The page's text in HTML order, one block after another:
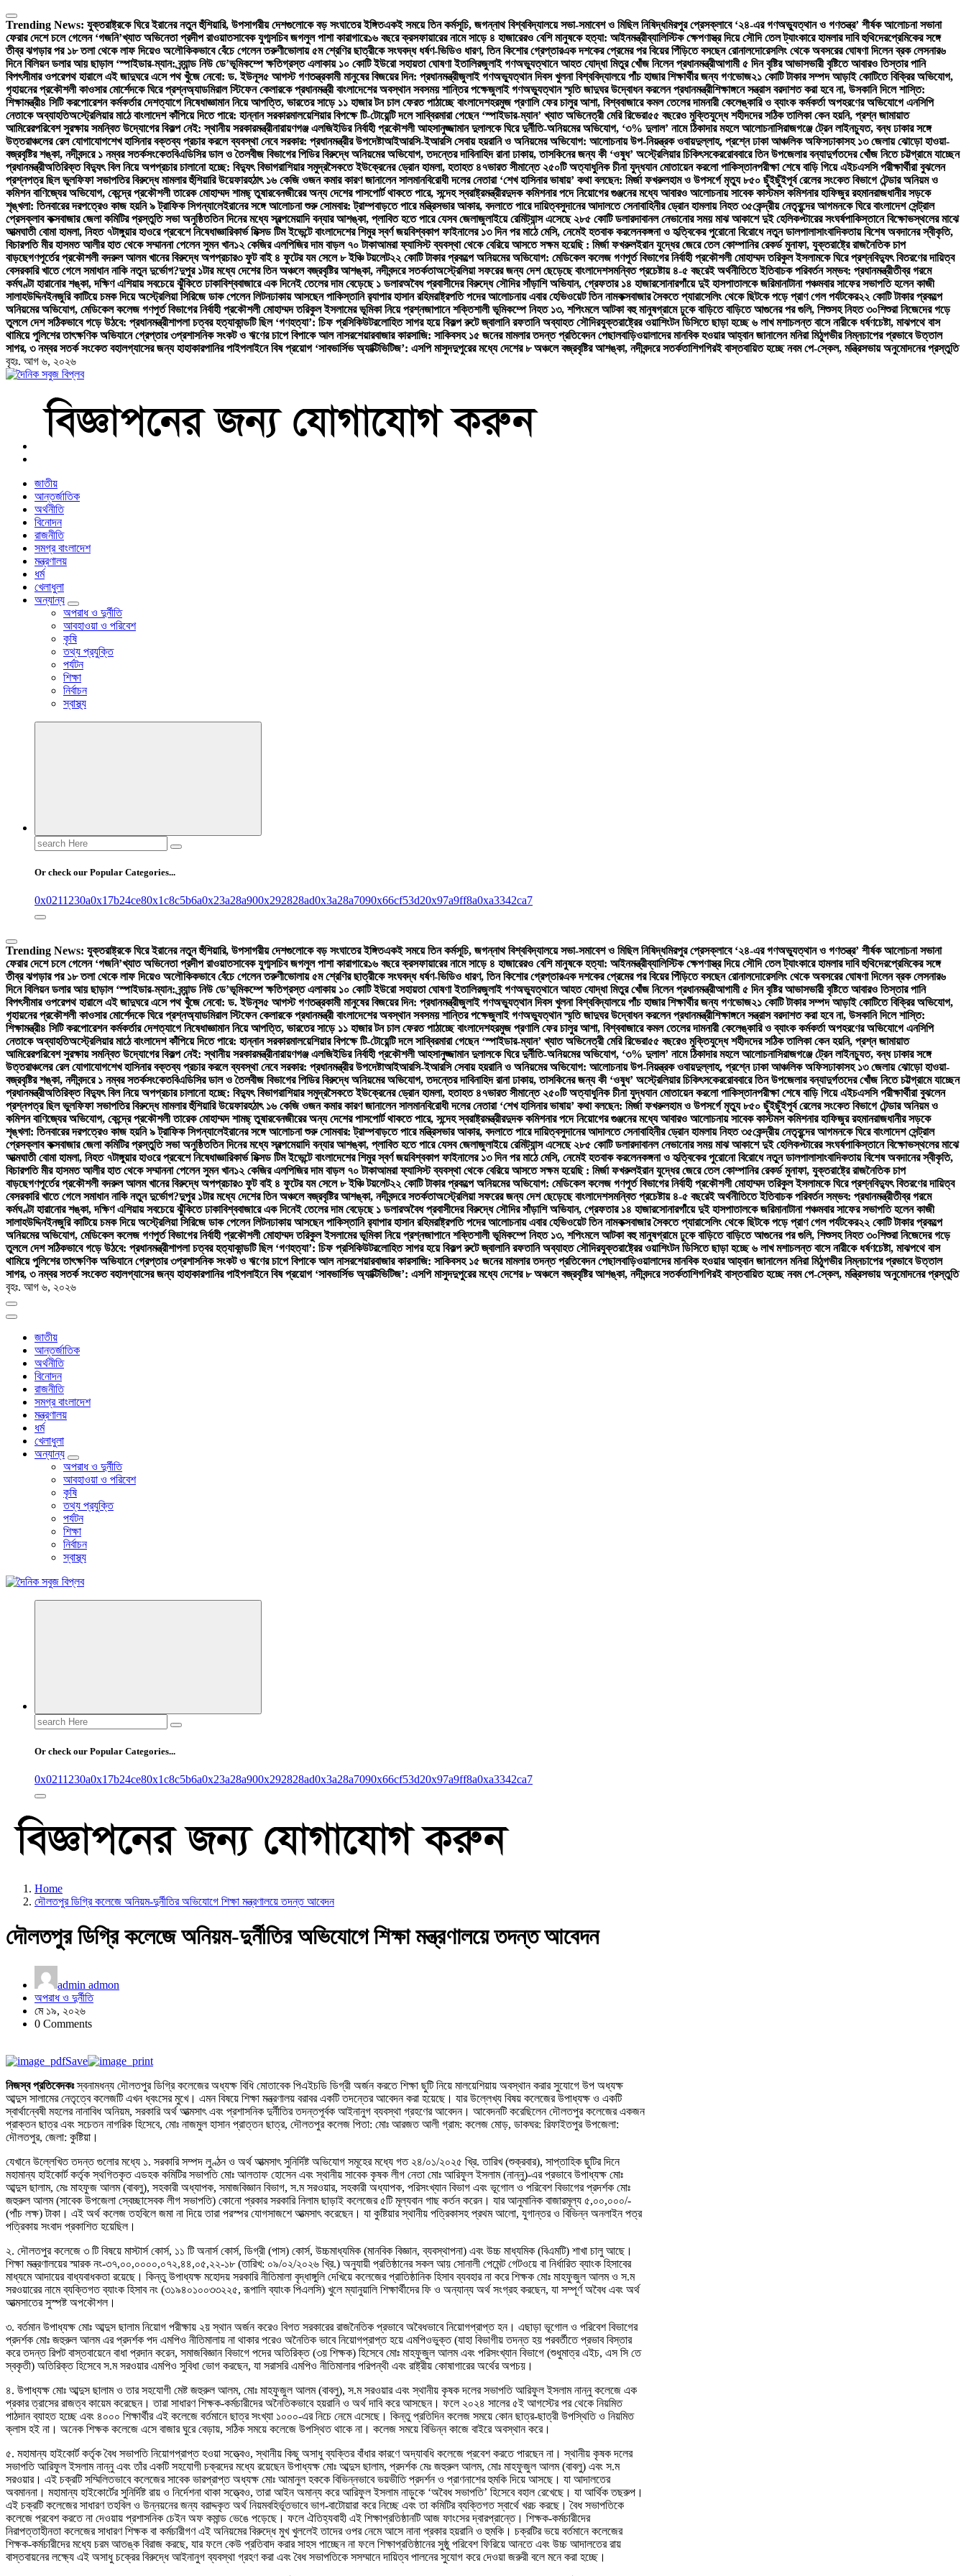
Skip
to
content
Trending News: যুক্তরাষ্ট্রকে ঘিরে ইরানের নতুন হুঁশিয়ারি, উপসাগরীয় দেশগুলোকে বড় সংঘাতের ইঙ্গিতএকই সময়ে তিন কর্মসূচি, জগন্নাথ বিশ্ববিদ্যালয়ে সভা-সমাবেশ ও মিছিল নিষিদ্ধমিরপুর প্রেসক্লাবে ‘২৪-এর গণঅভ্যুত্থান ও গণতন্ত্র’ শীর্ষক আলোচনা সভানা
ফেরার দেশে চলে গেলেন ‘গজনি’খ্যাত অভিনেতা প্রদীপ রাওয়াতসাবেক যুগ্মসচিব জগলুল পাশা কারাগারে১৬ বছরে ক্রসফায়ারের নামে সাড়ে ৪ হাজারেরও বেশি মানুষকে হত্যা: আইনমন্ত্রীব্যালিস্টিক ক্ষেপণাস্ত্র দিয়ে সৌদি তেল ট্যাংকারে হামলার দাবি হুথিদেরপ্রেমিকের সঙ্গে
তীব্র ঝগড়ার পর ১৮ তলা থেকে লাফ দিয়েও অলৌকিকভাবে বেঁচে গেলেন তরুণীভোলায় ৫ম শ্রেণির ছাত্রীকে সংঘবদ্ধ ধর্ষণ-ভিডিও ধারণ, তিন কিশোর গ্রেপ্তারএক দশকের প্রেমের পর বিয়ের পিঁড়িতে বসছেন রোনালদোরেসলিং থেকে অবসরের ঘোষণা দিলেন ব্রক লেসনার৬
দিনে বিলিয়ন ডলার আয় ছাড়াল ‘স্পাইডার-ম্যান: ব্র্যান্ড নিউ ডে’ভূমিকম্পে ক্ষতিগ্রস্ত এলাকায় ১০ কোটি ইউরো সহায়তা ঘোষণা ইতালিরজুলাই গণঅভ্যুত্থানে আহত যোদ্ধা মিতুর খোঁজ নিলেন প্রধানমন্ত্রীআগামী ৫ দিন বৃষ্টির আভাসভারী বৃষ্টিতে আবারও তিস্তার পানি
বিপৎসীমার ওপরেপথ হারালে এই জাদুঘরে এসে পথ খুঁজে নেবো: ড. ইউনূস৫ আগস্ট গণতন্ত্রকামী মানুষের বিজয়ের দিন: প্রধানমন্ত্রীজুলাই গণঅভ্যুত্থান দিবস খুলনা বিশ্ববিদ্যালয়ে পাঁচ হাজার শিক্ষার্থীর জন্য গণভোজ২১ কোটি টাকার সম্পদ আড়াই কোটিতে বিক্রির অভিযোগ,
গৃহায়নের প্রকৌশলী কাওসার মোর্শেদকে ঘিরে প্রশ্নঅ্যাডমিরাল স্টিফেন কেলারকে প্রধানমন্ত্রী বাংলাদেশের অবস্থান সবসময় শান্তির পক্ষেজুলাই গণঅভ্যুত্থান স্মৃতি জাদুঘর উদ্বোধন করলেন প্রধানমন্ত্রীশিক্ষাঙ্গনে সন্ত্রাস বরদাশত করা হবে না, উসকানি দিলে শাস্তি:
শিক্ষামন্ত্রী৪ সিটি করপোরেশন কর্মকর্তার দেশত্যাগে নিষেধাজ্ঞামান নিয়ে আপত্তি, ভারতের সাড়ে ১১ হাজার টন চাল ফেরত পাঠাচ্ছে বাংলাদেশহরমুজ প্রণালি ফের চালুর আশা, বিশ্ববাজারে কমল তেলের দামনারী কেলেঙ্কারি ও ব্যাংক কর্মকর্তা অপহরণের অভিযোগে এনসিপি
নেতাকে অব্যাহতিঅস্ট্রেলিয়ার মাঠে বাংলাদেশ কাঁপিয়ে দিতে পারে: হান্নান সরকারমালয়েশিয়ার বিপক্ষে টি-টোয়েন্টি দলে সাব্বিরমারা গেছেন ‘স্পাইডার-ম্যান’ খ্যাত অভিনেত্রী মেরি রিভেরা৫৫ বছরেও মুক্তিযুদ্ধে শহীদদের সঠিক তালিকা কেন হয়নি, প্রশ্ন জামায়াত
আমিরেরপরিবেশ সুরক্ষায় সমন্বিত উদ্যোগের বিকল্প নেই: স্থানীয় সরকারমন্ত্রীনারায়ণগঞ্জ এলজিইডির নির্বাহী প্রকৌশলী আহসানুজ্জামান দুলালকে ঘিরে দুর্নীতি-অনিয়মের অভিযোগ, ‘৩% দুলাল’ নামে ঠিকাদার মহলে আলোচনাসিরাজগঞ্জে ট্রেন লাইনচ্যুত, বন্ধ ঢাকার সঙ্গে
উত্তরাঞ্চলের রেল যোগাযোগশেখ হাসিনার বক্তব্য প্রচার করলে ব্যবস্থা নেবে সরকার: প্রধানমন্ত্রীর উপদেষ্টাআইআরসি-ইআরসি সেবায় হয়রানি ও অনিয়মের অভিযোগ: আলোচনায় উপ-নিয়ন্ত্রক ওবায়দুল্লাহ, প্রশ্নে ঢাকা আঞ্চলিক অফিসঢাকাসহ ১৩ জেলায় ঝোড়ো হাওয়া-
বজ্রবৃষ্টির শঙ্কা, নদীবন্দরে ১ নম্বর সতর্কসংকেতবিএডিসির ডাল ও তৈলবীজ বিভাগের পিডির বিরুদ্ধে অনিয়মের অভিযোগ, তদন্তের দাবিনাহিদ রানা ঢাকায়, তাসকিনের জন্য কী ‘ওষুধ’ অস্ট্রেলিয়ার চিকিৎসকেররোববারে তিন উপজেলার বন্যাদুর্গতদের খোঁজ নিতে চট্টগ্রামে যাচ্ছেন
প্রধানমন্ত্রীঅতিরিক্ত বিদ্যুৎ বিল নিয়ে অপপ্রচার চালানো হচ্ছে: বিদ্যুৎ বিভাগরাশিয়ার সমুদ্রসৈকতে ইউক্রেনের ড্রোন হামলা, হতাহত ৪৭ভারত সীমান্তে ২৫০টি অত্যাধুনিক চীনা যুদ্ধযান মোতায়েন করলো পাকিস্তানপরীক্ষা শেষে বাড়ি গিয়ে এইচএসসি পরীক্ষার্থীরা বুঝলেন
প্রশ্নপত্র ছিল ভুলফিফা সভাপতির বিরুদ্ধে মামলার হুঁশিয়ারি উয়েফারহঠাৎ ১৬ কেজি ওজন কমার কারণ জানালেন সালমানবিরোধী দলের নেতারা ‘শেখ হাসিনার ভাষায়’ কথা বলছেন: মির্জা ফখরুলহাম ও উপসর্গে মৃত্যু ৮৫০ ছুঁইছুঁইপূর্ব রেলের সংকেত বিভাগে টেন্ডার অনিয়ম ও
কমিশন বাণিজ্যের অভিযোগ, কেন্দ্রে প্রকৌশলী তারেক মোহাম্মদ শামছ্ তুষারবেনজীরের অন্য দেশের পাসপোর্ট থাকতে পারে, সন্দেহ স্বরাষ্ট্রমন্ত্রীরদুদক কমিশনার পদে নিয়োগের গুঞ্জনের মধ্যে আবারও আলোচনায় সাবেক কাস্টমস কমিশনার হাফিজুর রহমানরাজধানীর সড়কে
শৃঙ্খলা: তিনবারের দরপত্রেও কাজ হয়নি ৯ ট্রাফিক সিগন্যালেইরানের সঙ্গে আলোচনা শুরু সোমবার: ট্রাম্পবাড়তে পারে মন্ত্রিসভার আকার, বদলাতে পারে দায়িত্বসুদানের আদালতে সেনাবাহিনীর ড্রোন হামলায় নিহত ৩৫কেন্দ্রীয় নেতৃবৃন্দের আগমনকে ঘিরে বাংলাদেশ সেন্ট্রাল
প্রেসক্লাব কক্সবাজার জেলা কমিটির প্রস্তুতি সভা অনুষ্ঠিততিন দিনের মধ্যে স্বল্পমেয়াদি বন্যার আশঙ্কা, প্লাবিত হতে পারে যেসব জেলাজুলাইয়ে রেমিট্যান্স এসেছে ২৮৫ কোটি ডলারদাবানল নেভানোর সময় মাঝ আকাশে দুই হেলিকপ্টারের সংঘর্ষপাকিস্তানে বিক্ষোভস্থলের মাঝে
আত্মঘাতী বোমা হামলা, নিহত ৭টাঙ্গুয়ার হাওরে প্রবেশে নিষেধাজ্ঞারিকার্ভ মিক্সড টিম ইভেন্টে বাংলাদেশের শিমুর স্বর্ণ জয়বিশ্বকাপ ফাইনালের ১৩ দিন পর মাঠে মেসি, নেমেই হতবাক করলেনকঙ্গনা ও হৃত্বিকের পুরোনো বিরোধে নতুন ডালপালাসাংবাদিকতায় বিশেষ অবদানের স্বীকৃতি,
বিচারপতি মীর হাসমত আলীর হাত থেকে সম্মাননা পেলেন সুমন খান১২ কেজির এলপিজির দাম বাড়ল ৭০ টাকাআমরা ফ্যাসিস্ট ব্যবস্থা থেকে বেরিয়ে আসতে সক্ষম হয়েছি : মির্জা ফখরুলইরান যুদ্ধের জেরে তেল কোম্পানির রেকর্ড মুনাফা, যুক্তরাষ্ট্রে রাজনৈতিক চাপ
বাড়ছেগণপূর্তের প্রকৌশলী বদরুল আলম খানের বিরুদ্ধে অপপ্রচার৩ ফুট বাই ৪ ফুটের যম সেলে ৮ ইঞ্চি টয়লেট২২ কোটি টাকার প্রকল্পে অনিয়মের অভিযোগ: মেডিকেল কলেজ গণপূর্ত বিভাগের নির্বাহী প্রকৌশলী মোহাম্মদ তরিকুল ইসলামকে ঘিরে প্রশ্নবিদ্যুৎ বিতরণের দায়িত্ব
বেসরকারি খাতে গেলে সমাধান নাকি নতুন দুর্ভোগ?দুপুর ১টার মধ্যে দেশের তিন অঞ্চলে বজ্রবৃষ্টির আশঙ্কা, নদীবন্দরে সতর্কতাঅস্ট্রেলিয়া সফরের জন্য দেশ ছেড়েছে বাংলাদেশসমন্বিত প্রচেষ্টায় ৪-৫ বছরেই অর্থনীতিতে ইতিবাচক পরিবর্তন সম্ভব: প্রধানমন্ত্রীতীব্র গরমে
কর্মঘণ্টা হারানোর শঙ্কা, দক্ষিণ এশিয়ায় সবচেয়ে ঝুঁকিতে ঢাকাবিশ্ববাজারে এক দিনেই তেলের দাম বেড়েছে ১ ডলারঅবৈধ প্রবাসীদের বিরুদ্ধে সৌদির সাঁড়াশি অভিযান, গ্রেফতার ১৪ হাজারসোনারগাঁয়ে দুই হাসপাতালকে জরিমানাটানা পঞ্চমবার সাফের সভাপতি হলেন কাজী
সালাহউদ্দিনইনজুরি কাটিয়ে চমক দিয়ে অস্ট্রেলিয়া সিরিজে ডাক পেলেন লিটনঢাকায় আসছেন পাকিস্তানি র‍্যাপার হাসান রহিমরাষ্ট্রপতি পদের আলোচনায় এবার হেভিওয়েট তিন নামকক্সবাজার সৈকতে প্যারাসেলিং থেকে ছিটকে পড়ে প্রাণ গেল পর্যটকের২২ কোটি টাকার প্রকল্পে
অনিয়মের অভিযোগ, মেডিকেল কলেজ গণপূর্ত বিভাগের নির্বাহী প্রকৌশলী মোহাম্মদ তরিকুল ইসলামের ভূমিকা নিয়ে প্রশ্নজাপানে শক্তিশালী ভূমিকম্পে নিহত ১৩, শপিংমলে আটকা বহু মানুষগ্রামে ঢুকে বাড়িতে বাড়িতে আগুনের পর গুলি, শিশুসহ নিহত ৩০শিশুরা নিজেদের গড়ে
তুললে দেশ সঠিকভাবে গড়ে উঠবে: প্রধানমন্ত্রীশাপলা চত্বর হত্যাকান্ডটি ছিল ‘গণহত্যা’: চিফ প্রসিকিউটরলোহিত সাগর হয়ে বিকল্প রুটে জ্বালানি রফতানি অব্যাহত সৌদিরযুক্তরাষ্ট্রের ওয়াশিংটন ডিসিতে ছাড়া হচ্ছে ৬ লাখ মশাচলন্ত বাসে নারীকে ধর্ষণচেষ্টা, মাঝপথে বাস
থামিয়ে পুলিশের তাৎক্ষণিক অভিযানে গ্রেপ্তার ৩প্রশাসনিক সংকট ও ঋণের চাপে বিপাকে আল নাসরশেয়ারবাজার কারসাজি: সাকিবসহ ১৫ জনের মামলার তদন্ত প্রতিবেদন পেছালবাড়িওয়ালাদের মানবিক হওয়ার আহ্বান জানালেন মনিরা মিঠুগভীর নিম্নচাপের প্রভাবে উত্তাল
সাগর, ৩ নম্বর সতর্ক সংকেত বহালগ্যাসের জন্য হাহাকারপানির পাইপলাইনে বিষ প্রয়োগ ‘সাবভার্সিভ অ্যাক্টিভিটিজ’: এসপি মাসুদদুপুরের মধ্যে দেশের ৮ অঞ্চলে বজ্রবৃষ্টির আশঙ্কা, নদীবন্দরে সতর্কতাশিগগিরই বাস্তবায়িত হচ্ছে নবম পে-স্কেল, মন্ত্রিসভায় অনুমোদনের প্রস্তুতি
বৃহঃ. আগ ৬, ২০২৬
বাংলা নিউজ পেপার
জাতীয়
আন্তর্জাতিক
অর্থনীতি
বিনোদন
রাজনীতি
সমগ্র বাংলাদেশ
মন্ত্রণালয়
ধর্ম
খেলাধুলা
অন্যান্য
অপরাধ ও দুর্নীতি
আবহাওয়া ও পরিবেশ
কৃষি
তথ্য প্রযুক্তি
পর্যটন
শিক্ষা
নির্বাচন
স্বাস্থ্য
Search
for:
Or check our Popular Categories...
0x0211230a0x17b24ce80x1c8c5b6a0x23a28a900x292828ad0x3a28a7090x66cf53d20x97a9ff8a0xa3342ca7
Trending News: যুক্তরাষ্ট্রকে ঘিরে ইরানের নতুন হুঁশিয়ারি, উপসাগরীয় দেশগুলোকে বড় সংঘাতের ইঙ্গিতএকই সময়ে তিন কর্মসূচি, জগন্নাথ বিশ্ববিদ্যালয়ে সভা-সমাবেশ ও মিছিল নিষিদ্ধমিরপুর প্রেসক্লাবে ‘২৪-এর গণঅভ্যুত্থান ও গণতন্ত্র’ শীর্ষক আলোচনা সভানা
ফেরার দেশে চলে গেলেন ‘গজনি’খ্যাত অভিনেতা প্রদীপ রাওয়াতসাবেক যুগ্মসচিব জগলুল পাশা কারাগারে১৬ বছরে ক্রসফায়ারের নামে সাড়ে ৪ হাজারেরও বেশি মানুষকে হত্যা: আইনমন্ত্রীব্যালিস্টিক ক্ষেপণাস্ত্র দিয়ে সৌদি তেল ট্যাংকারে হামলার দাবি হুথিদেরপ্রেমিকের সঙ্গে
তীব্র ঝগড়ার পর ১৮ তলা থেকে লাফ দিয়েও অলৌকিকভাবে বেঁচে গেলেন তরুণীভোলায় ৫ম শ্রেণির ছাত্রীকে সংঘবদ্ধ ধর্ষণ-ভিডিও ধারণ, তিন কিশোর গ্রেপ্তারএক দশকের প্রেমের পর বিয়ের পিঁড়িতে বসছেন রোনালদোরেসলিং থেকে অবসরের ঘোষণা দিলেন ব্রক লেসনার৬
দিনে বিলিয়ন ডলার আয় ছাড়াল ‘স্পাইডার-ম্যান: ব্র্যান্ড নিউ ডে’ভূমিকম্পে ক্ষতিগ্রস্ত এলাকায় ১০ কোটি ইউরো সহায়তা ঘোষণা ইতালিরজুলাই গণঅভ্যুত্থানে আহত যোদ্ধা মিতুর খোঁজ নিলেন প্রধানমন্ত্রীআগামী ৫ দিন বৃষ্টির আভাসভারী বৃষ্টিতে আবারও তিস্তার পানি
বিপৎসীমার ওপরেপথ হারালে এই জাদুঘরে এসে পথ খুঁজে নেবো: ড. ইউনূস৫ আগস্ট গণতন্ত্রকামী মানুষের বিজয়ের দিন: প্রধানমন্ত্রীজুলাই গণঅভ্যুত্থান দিবস খুলনা বিশ্ববিদ্যালয়ে পাঁচ হাজার শিক্ষার্থীর জন্য গণভোজ২১ কোটি টাকার সম্পদ আড়াই কোটিতে বিক্রির অভিযোগ,
গৃহায়নের প্রকৌশলী কাওসার মোর্শেদকে ঘিরে প্রশ্নঅ্যাডমিরাল স্টিফেন কেলারকে প্রধানমন্ত্রী বাংলাদেশের অবস্থান সবসময় শান্তির পক্ষেজুলাই গণঅভ্যুত্থান স্মৃতি জাদুঘর উদ্বোধন করলেন প্রধানমন্ত্রীশিক্ষাঙ্গনে সন্ত্রাস বরদাশত করা হবে না, উসকানি দিলে শাস্তি:
শিক্ষামন্ত্রী৪ সিটি করপোরেশন কর্মকর্তার দেশত্যাগে নিষেধাজ্ঞামান নিয়ে আপত্তি, ভারতের সাড়ে ১১ হাজার টন চাল ফেরত পাঠাচ্ছে বাংলাদেশহরমুজ প্রণালি ফের চালুর আশা, বিশ্ববাজারে কমল তেলের দামনারী কেলেঙ্কারি ও ব্যাংক কর্মকর্তা অপহরণের অভিযোগে এনসিপি
নেতাকে অব্যাহতিঅস্ট্রেলিয়ার মাঠে বাংলাদেশ কাঁপিয়ে দিতে পারে: হান্নান সরকারমালয়েশিয়ার বিপক্ষে টি-টোয়েন্টি দলে সাব্বিরমারা গেছেন ‘স্পাইডার-ম্যান’ খ্যাত অভিনেত্রী মেরি রিভেরা৫৫ বছরেও মুক্তিযুদ্ধে শহীদদের সঠিক তালিকা কেন হয়নি, প্রশ্ন জামায়াত
আমিরেরপরিবেশ সুরক্ষায় সমন্বিত উদ্যোগের বিকল্প নেই: স্থানীয় সরকারমন্ত্রীনারায়ণগঞ্জ এলজিইডির নির্বাহী প্রকৌশলী আহসানুজ্জামান দুলালকে ঘিরে দুর্নীতি-অনিয়মের অভিযোগ, ‘৩% দুলাল’ নামে ঠিকাদার মহলে আলোচনাসিরাজগঞ্জে ট্রেন লাইনচ্যুত, বন্ধ ঢাকার সঙ্গে
উত্তরাঞ্চলের রেল যোগাযোগশেখ হাসিনার বক্তব্য প্রচার করলে ব্যবস্থা নেবে সরকার: প্রধানমন্ত্রীর উপদেষ্টাআইআরসি-ইআরসি সেবায় হয়রানি ও অনিয়মের অভিযোগ: আলোচনায় উপ-নিয়ন্ত্রক ওবায়দুল্লাহ, প্রশ্নে ঢাকা আঞ্চলিক অফিসঢাকাসহ ১৩ জেলায় ঝোড়ো হাওয়া-
বজ্রবৃষ্টির শঙ্কা, নদীবন্দরে ১ নম্বর সতর্কসংকেতবিএডিসির ডাল ও তৈলবীজ বিভাগের পিডির বিরুদ্ধে অনিয়মের অভিযোগ, তদন্তের দাবিনাহিদ রানা ঢাকায়, তাসকিনের জন্য কী ‘ওষুধ’ অস্ট্রেলিয়ার চিকিৎসকেররোববারে তিন উপজেলার বন্যাদুর্গতদের খোঁজ নিতে চট্টগ্রামে যাচ্ছেন
প্রধানমন্ত্রীঅতিরিক্ত বিদ্যুৎ বিল নিয়ে অপপ্রচার চালানো হচ্ছে: বিদ্যুৎ বিভাগরাশিয়ার সমুদ্রসৈকতে ইউক্রেনের ড্রোন হামলা, হতাহত ৪৭ভারত সীমান্তে ২৫০টি অত্যাধুনিক চীনা যুদ্ধযান মোতায়েন করলো পাকিস্তানপরীক্ষা শেষে বাড়ি গিয়ে এইচএসসি পরীক্ষার্থীরা বুঝলেন
প্রশ্নপত্র ছিল ভুলফিফা সভাপতির বিরুদ্ধে মামলার হুঁশিয়ারি উয়েফারহঠাৎ ১৬ কেজি ওজন কমার কারণ জানালেন সালমানবিরোধী দলের নেতারা ‘শেখ হাসিনার ভাষায়’ কথা বলছেন: মির্জা ফখরুলহাম ও উপসর্গে মৃত্যু ৮৫০ ছুঁইছুঁইপূর্ব রেলের সংকেত বিভাগে টেন্ডার অনিয়ম ও
কমিশন বাণিজ্যের অভিযোগ, কেন্দ্রে প্রকৌশলী তারেক মোহাম্মদ শামছ্ তুষারবেনজীরের অন্য দেশের পাসপোর্ট থাকতে পারে, সন্দেহ স্বরাষ্ট্রমন্ত্রীরদুদক কমিশনার পদে নিয়োগের গুঞ্জনের মধ্যে আবারও আলোচনায় সাবেক কাস্টমস কমিশনার হাফিজুর রহমানরাজধানীর সড়কে
শৃঙ্খলা: তিনবারের দরপত্রেও কাজ হয়নি ৯ ট্রাফিক সিগন্যালেইরানের সঙ্গে আলোচনা শুরু সোমবার: ট্রাম্পবাড়তে পারে মন্ত্রিসভার আকার, বদলাতে পারে দায়িত্বসুদানের আদালতে সেনাবাহিনীর ড্রোন হামলায় নিহত ৩৫কেন্দ্রীয় নেতৃবৃন্দের আগমনকে ঘিরে বাংলাদেশ সেন্ট্রাল
প্রেসক্লাব কক্সবাজার জেলা কমিটির প্রস্তুতি সভা অনুষ্ঠিততিন দিনের মধ্যে স্বল্পমেয়াদি বন্যার আশঙ্কা, প্লাবিত হতে পারে যেসব জেলাজুলাইয়ে রেমিট্যান্স এসেছে ২৮৫ কোটি ডলারদাবানল নেভানোর সময় মাঝ আকাশে দুই হেলিকপ্টারের সংঘর্ষপাকিস্তানে বিক্ষোভস্থলের মাঝে
আত্মঘাতী বোমা হামলা, নিহত ৭টাঙ্গুয়ার হাওরে প্রবেশে নিষেধাজ্ঞারিকার্ভ মিক্সড টিম ইভেন্টে বাংলাদেশের শিমুর স্বর্ণ জয়বিশ্বকাপ ফাইনালের ১৩ দিন পর মাঠে মেসি, নেমেই হতবাক করলেনকঙ্গনা ও হৃত্বিকের পুরোনো বিরোধে নতুন ডালপালাসাংবাদিকতায় বিশেষ অবদানের স্বীকৃতি,
বিচারপতি মীর হাসমত আলীর হাত থেকে সম্মাননা পেলেন সুমন খান১২ কেজির এলপিজির দাম বাড়ল ৭০ টাকাআমরা ফ্যাসিস্ট ব্যবস্থা থেকে বেরিয়ে আসতে সক্ষম হয়েছি : মির্জা ফখরুলইরান যুদ্ধের জেরে তেল কোম্পানির রেকর্ড মুনাফা, যুক্তরাষ্ট্রে রাজনৈতিক চাপ
বাড়ছেগণপূর্তের প্রকৌশলী বদরুল আলম খানের বিরুদ্ধে অপপ্রচার৩ ফুট বাই ৪ ফুটের যম সেলে ৮ ইঞ্চি টয়লেট২২ কোটি টাকার প্রকল্পে অনিয়মের অভিযোগ: মেডিকেল কলেজ গণপূর্ত বিভাগের নির্বাহী প্রকৌশলী মোহাম্মদ তরিকুল ইসলামকে ঘিরে প্রশ্নবিদ্যুৎ বিতরণের দায়িত্ব
বেসরকারি খাতে গেলে সমাধান নাকি নতুন দুর্ভোগ?দুপুর ১টার মধ্যে দেশের তিন অঞ্চলে বজ্রবৃষ্টির আশঙ্কা, নদীবন্দরে সতর্কতাঅস্ট্রেলিয়া সফরের জন্য দেশ ছেড়েছে বাংলাদেশসমন্বিত প্রচেষ্টায় ৪-৫ বছরেই অর্থনীতিতে ইতিবাচক পরিবর্তন সম্ভব: প্রধানমন্ত্রীতীব্র গরমে
কর্মঘণ্টা হারানোর শঙ্কা, দক্ষিণ এশিয়ায় সবচেয়ে ঝুঁকিতে ঢাকাবিশ্ববাজারে এক দিনেই তেলের দাম বেড়েছে ১ ডলারঅবৈধ প্রবাসীদের বিরুদ্ধে সৌদির সাঁড়াশি অভিযান, গ্রেফতার ১৪ হাজারসোনারগাঁয়ে দুই হাসপাতালকে জরিমানাটানা পঞ্চমবার সাফের সভাপতি হলেন কাজী
সালাহউদ্দিনইনজুরি কাটিয়ে চমক দিয়ে অস্ট্রেলিয়া সিরিজে ডাক পেলেন লিটনঢাকায় আসছেন পাকিস্তানি র‍্যাপার হাসান রহিমরাষ্ট্রপতি পদের আলোচনায় এবার হেভিওয়েট তিন নামকক্সবাজার সৈকতে প্যারাসেলিং থেকে ছিটকে পড়ে প্রাণ গেল পর্যটকের২২ কোটি টাকার প্রকল্পে
অনিয়মের অভিযোগ, মেডিকেল কলেজ গণপূর্ত বিভাগের নির্বাহী প্রকৌশলী মোহাম্মদ তরিকুল ইসলামের ভূমিকা নিয়ে প্রশ্নজাপানে শক্তিশালী ভূমিকম্পে নিহত ১৩, শপিংমলে আটকা বহু মানুষগ্রামে ঢুকে বাড়িতে বাড়িতে আগুনের পর গুলি, শিশুসহ নিহত ৩০শিশুরা নিজেদের গড়ে
তুললে দেশ সঠিকভাবে গড়ে উঠবে: প্রধানমন্ত্রীশাপলা চত্বর হত্যাকান্ডটি ছিল ‘গণহত্যা’: চিফ প্রসিকিউটরলোহিত সাগর হয়ে বিকল্প রুটে জ্বালানি রফতানি অব্যাহত সৌদিরযুক্তরাষ্ট্রের ওয়াশিংটন ডিসিতে ছাড়া হচ্ছে ৬ লাখ মশাচলন্ত বাসে নারীকে ধর্ষণচেষ্টা, মাঝপথে বাস
থামিয়ে পুলিশের তাৎক্ষণিক অভিযানে গ্রেপ্তার ৩প্রশাসনিক সংকট ও ঋণের চাপে বিপাকে আল নাসরশেয়ারবাজার কারসাজি: সাকিবসহ ১৫ জনের মামলার তদন্ত প্রতিবেদন পেছালবাড়িওয়ালাদের মানবিক হওয়ার আহ্বান জানালেন মনিরা মিঠুগভীর নিম্নচাপের প্রভাবে উত্তাল
সাগর, ৩ নম্বর সতর্ক সংকেত বহালগ্যাসের জন্য হাহাকারপানির পাইপলাইনে বিষ প্রয়োগ ‘সাবভার্সিভ অ্যাক্টিভিটিজ’: এসপি মাসুদদুপুরের মধ্যে দেশের ৮ অঞ্চলে বজ্রবৃষ্টির আশঙ্কা, নদীবন্দরে সতর্কতাশিগগিরই বাস্তবায়িত হচ্ছে নবম পে-স্কেল, মন্ত্রিসভায় অনুমোদনের প্রস্তুতি
বৃহঃ. আগ ৬, ২০২৬
জাতীয়
আন্তর্জাতিক
অর্থনীতি
বিনোদন
রাজনীতি
সমগ্র বাংলাদেশ
মন্ত্রণালয়
ধর্ম
খেলাধুলা
অন্যান্য
অপরাধ ও দুর্নীতি
আবহাওয়া ও পরিবেশ
কৃষি
তথ্য প্রযুক্তি
পর্যটন
শিক্ষা
নির্বাচন
স্বাস্থ্য
বাংলা নিউজ পেপার
Search
for:
Or check our Popular Categories...
0x0211230a0x17b24ce80x1c8c5b6a0x23a28a900x292828ad0x3a28a7090x66cf53d20x97a9ff8a0xa3342ca7
Home
দৌলতপুর ডিগ্রি কলেজে অনিয়ম-দুর্নীতির অভিযোগে শিক্ষা মন্ত্রণালয়ে তদন্ত আবেদন
দৌলতপুর ডিগ্রি কলেজে অনিয়ম-দুর্নীতির অভিযোগে শিক্ষা মন্ত্রণালয়ে তদন্ত আবেদন
admin admon
অপরাধ ও দুর্নীতি
মে ১৯, ২০২৬
0 Comments
Save
নিজস্ব প্রতিবেদকঃস্বনামধন্য দৌলতপুর ডিগ্রি কলেজের অধ্যক্ষ বিধি মোতাবেক পিএইচডি ডিগ্রী অর্জন করতে শিক্ষা ছুটি নিয়ে মালয়েশিয়ায় অবস্থান করার সুযোগে উপ অধ্যক্ষ
আব্দুস সালামের নেতৃত্বে কলেজটি এখন ধ্বংসের মুখে। এমন বিষয়ে শিক্ষা মন্ত্রণালয় বরাবর একটি তদন্তের আবেদন করা হয়েছে। যার উল্লেখ্য বিষয় কলেজের উপাধ্যক্ষ ও একটি
স্বার্থান্বেষী মহলের নানাবিধ অনিয়ম, সরকারি অর্থ আত্মসাৎ এবং প্রশাসনিক দুর্নীতির তদন্তপূর্বক আইনানুগ ব্যবস্থা গ্রহণের আবেদন। আবেদনটি করেছিলেন দৌলতপুর কলেজের একজন
প্রাক্তন ছাত্র এবং সচেতন নাগরিক হিসেবে, মোঃ নাজমুল হাসান প্রাত্তন ছাত্র, দৌলতপুর কলেজ পিতা: মোঃ আরজত আলী গ্রাম: কলেজ মোড়, ডাকঘর: রিফাইতপুর উপজেলা:
দৌলতপুর, জেলা: কুষ্টিয়া।
যেখানে উল্লেখিত তদন্ত গুলোর মধ্যে ১. সরকারি সম্পদ লুণ্ঠন ও অর্থ আত্মসাৎ সুনির্দিষ্ট অভিযোগ সমূহের মধ্যে গত ২৪/০১/২০২৫ খ্রি. তারিখ (শুক্রবার), সাপ্তাহিক ছুটির দিনে
মহামান্য হাইকোর্ট কর্তৃক স্থগিতকৃত এডহক কমিটির সভাপতি মোঃ আলতাফ হোসেন এবং স্থানীয় সাবেক কৃষক লীগ নেতা মোঃ আরিফুল ইসলাম (নান্নু)-এর প্রভাবে উপাধ্যক্ষ মোঃ
আব্দুস ছালাম, মেঃ মাহফুজ আলম (বাবলু), সহকারী অধ্যাপক, সমাজবিজ্ঞান বিভাগ, স.ম সরওয়ার, সহকারী অধ্যাপক, পরিসংখ্যান বিভাগ এবং ভূগোল ও পরিবেশ বিভাগের প্রদর্শক মোঃ
জহুরুল আলম (সাবেক উপজেলা স্বেচ্ছাসেবক লীগ সভাপতি) কোনো প্রকার সরকারি নিলাম ছাড়াই কলেজের ৫টি মূল্যবান গাছ কর্তন করেন। যার আনুমানিক বাজারমূল্য ৫,০০,০০০/-
(পাঁচ লক্ষ) টাকা। এই অর্থ কলেজ তহবিলে জমা না দিয়ে তারা পরস্পর যোগসাজশে আত্মসাৎ করেছেন। যা কুষ্টিয়ার স্থানীয় পত্রিকাসহ প্রথম আলো, যুগান্তর ও বিভিন্ন অনলাইন পত্র
পত্রিকায় সংবাদ প্রকাশিত হয়েছিল।
২. দৌলতপুর কলেজে ৩ টি বিষয়ে মাস্টার্স কোর্স, ১১ টি অনার্স কোর্স, ডিগ্রী (পাস) কোর্স, উচ্চমাধ্যমিক (মানবিক বিজ্ঞান, ব্যবস্থাপনা) এবং উচ্চ মাধ্যমিক (বিএমটি) শাখা চালু আছে।
শিক্ষা মন্ত্রণালয়ের স্মারক নং-৩৭,০০,০০০০,০৭২,৪৪,০৫,২২-১৮ (তারিখ: ০৯/০২/২০২৬ খ্রি.) অনুযায়ী প্রতিষ্ঠানের সকল আয় সোনালী পেমেন্ট গেটওয়ে বা নির্ধারিত ব্যাংক হিসাবের
মাধ্যমে আদায়ের বাধ্যবাধকতা রয়েছে। কিন্তু উপাধ্যক্ষ মহোদয় সরকারি নীতিমালা বৃদ্ধাঙ্গুলি দেখিয়ে কলেজের প্রাতিষ্ঠানিক হিসাব ব্যবহার না করে শিক্ষক মোঃ মাহফুজুল আলম ও স.ম
সরওয়ারের নামে ব্যক্তিগত ব্যাংক হিসাব নং (৩১৯৪০১০০৩৩২২৫, রূপালি ব্যাংক পিএলসি) খুলে ম্যানুয়ালি শিক্ষার্থীদের ফি ও অন্যান্য অর্থ সংগ্রহ করছেন, যা সম্পূর্ণ অবৈধ এবং অর্থ
আত্মসাতের সুস্পষ্ট অপকৌশল।
৩. বর্তমান উপাধ্যক্ষ মোঃ আব্দুস ছালাম নিয়োগ পরীক্ষায় ২য় স্থান অর্জন করেও বিগত সরকারের রাজনৈতিক প্রভাবে অবৈধভাবে নিয়োগপ্রাপ্ত হন। এছাড়া ভূগোল ও পরিবেশ বিভাগের
প্রদর্শক মোঃ জহুরুল আলম এর প্রদর্শক পদ এমপিও নীতিমালায় না থাকার পরেও অনৈতিক ভাবে নিয়োগপ্রাপ্ত হয়ে এমপিওভুক্ত (যাহা বিভাগীয় তদন্ত হয় পরবর্তীতে প্রভাব বিস্তার
করে তদন্ত রিপট বাস্তবায়েনে বাধা প্রদান করেন, সমাজবিজ্ঞান বিভাগে পদের অতিরিক্ত (৩য় শিক্ষক) হিসেবে মোঃ মাহফুজুল আলম এবং পরিসংখ্যান বিভাগে (শুধুমাত্র এইচ, এস সি তে
স্বকৃতী) অতিরিক্ত হিসেবে স.ম সরওয়ার এমপিও সুবিধা ভোগ করছেন, যা সরাসরি এমপিও নীতিমালার পরিপন্থী এবং রাষ্ট্রীয় কোষাগারের অর্থের অপচয়।
৪. উপাধ্যক্ষ মোঃ আব্দুস ছালাম ও তার সহযোগী মেষ্ট জহুরুল আলম, মোঃ মাহফুজুল আলম (বাবলু), স.ম সরওয়ার এবং স্থানীয় কৃষক দলের সভাপতি আরিফুল ইসলাম নান্নু কলেজে এক
প্রকার ত্রাসের রাজত্ব কায়েম করেছেন। তারা সাধারণ শিক্ষক-কর্মচারীদের অনৈতিকভাবে হয়রানি ও অর্থ দাবি করে আসছেন। ফলে ২০২৪ সালের ৫ই আগস্টের পর থেকে নিয়মিত
পাঠদান ব্যাহত হচ্ছে এবং ৪০০০ শিক্ষার্থীর এই কলেজে বর্তমানে ছাত্র সংখ্যা ১০০০-এর নিচে নেমে এসেছে। কিন্তু প্রতিদিন কলেজ সময়ে কোন ছাত্র-ছাত্রী উপস্থিতি ও নিয়মিত
ক্লাস হই না। অনেক শিক্ষক কলেজে এসে বাজার ঘুরে বেড়ায়, সঠিক সময়ে কলেজে উপস্থিত থাকে না। কলেজ সময়ে বিভিন্ন কাজে বাইরে অবস্থান করে।
৫. মহামান্য হাইকোর্ট কর্তৃক বৈধ সভাপতি নিয়োগপ্রাপ্ত হওয়া সত্ত্বেও, স্থানীয় কিছু অসাধু ব্যক্তির বাঁধার কারণে অদ্যাবধি কলেজে প্রবেশ করতে পারছেন না। স্থানীয় কৃষক দলের
সভাপতি আরিফুল ইসলাম নান্নু এবং তাঁর একটি সহযোগী চক্রদের মধ্যে রয়েছেন উপাধ্যক্ষ মোঃ আব্দুস ছালাম, প্রদর্শক মেঃ জহুরুল আলম, মোঃ মাহফুজুল আলম (বাবলু) এবং স.ম
সরওয়ার। এই চক্রটি সম্মিলিতভাবে কলেজের সাবেক ভারপ্রাপ্ত অধ্যক্ষ মোঃ আমানুল হককে বিভিন্নভাবে ভয়ভীতি প্রদর্শন ও প্রাণনাশের হুমকি দিয়ে আসছে। যা আদালতের
অবমাননা। মহামান্য হাইকোর্টের সুনির্দিষ্ট রায় ও নির্দেশনা থাকা সত্ত্বেও, তারা আইন অমান্য করে আরিফুল ইসলাম নাড়ুকে ‘অবৈধ সভাপতি’ হিসেবে বহাল রেখেছে। যা আর্থিক তছরুপ।
এই চক্রটি কলেজের সাধারণ তহবিল ও উন্নয়নের জন্য বরাদ্দকৃত অর্থ নিয়মবহির্ভূতভাবে ভাগ-বাটোয়ারা করে নিচ্ছে এবং তা কমিটির ব্যক্তিগত স্বার্থে খরচ করছে। বৈধ সভাপতিকে
কলেজে প্রবেশ করতে না দেওয়ায় প্রশাসনিক চেইন অফ কমান্ড ভেঙে পড়েছে। ফলে ঐতিহ্যবাহী এই শিক্ষাপ্রতিষ্ঠানটি আজ ফাংসের দ্বারপ্রান্তে। শিক্ষক-কর্মচারীদের
নিরাপত্তাহীনতা কলেজের সাধারণ শিক্ষক বা কর্মচারীগণ এই অনিয়মের বিরুদ্ধে মুখ খুললেই তাদের ওপর নেমে আসে নানা প্রকার হয়রানি ও হুমকি। চক্রটির ভয়ে বর্তমানে কলেজের
শিক্ষক-কর্মচারীদের মধ্যে চরম আতঙ্ক বিরাজ করছে, যার ফলে কেউ প্রতিবাদ করার সাহস পাচ্ছেন না ফলে শিক্ষাপ্রতিষ্ঠানের সুষ্ঠু পরিবেশ ফিরিয়ে আনতে এবং উচ্চ আদালতের রায়
বাস্তবায়নের লক্ষ্যে এই অসাধু চক্রের বিরুদ্ধে আইনানুগ ব্যবস্থা গ্রহণ করা এবং বৈধ সভাপতিকে সসম্মানে দায়িত্ব পালনের সুযোগ করে দেওয়া জরুরী বলে মনে করা হচ্ছে।